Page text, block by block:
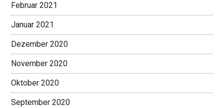
Februar 2021
Januar 2021
Dezember 2020
November 2020
Oktober 2020
September 2020